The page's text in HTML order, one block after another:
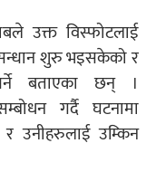
उक्त विस्फोटलाई
शुरु भइसकेको र
बताएका छन् ।
गर्दै घटनामा
उनीहरुलाई उम्किन